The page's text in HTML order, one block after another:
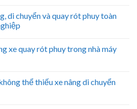
di chuyển và quay rót phuy toàn
xe quay rót phuy trong nhà máy
thể thiếu xe nâng di chuyển